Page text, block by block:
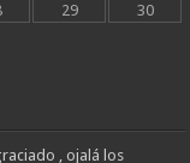
29
30
, ojalá los